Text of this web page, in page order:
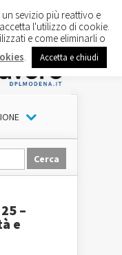
–
e
sevizio più reattivo e
l'utilizzo di cookie.
e come eliminarli o
Accetta e chiudi